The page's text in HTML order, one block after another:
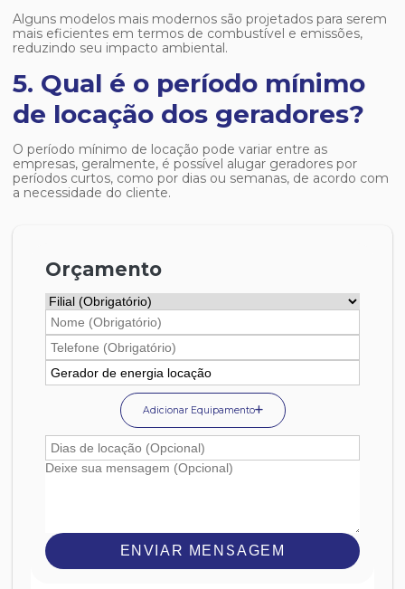
Alguns modelos mais modernos são projetados para serem
mais eficientes em termos de combustível e emissões,
reduzindo seu impacto ambiental.
5. Qual é o período mínimo
de locação dos geradores?
O período mínimo de locação pode variar entre as
empresas, geralmente, é possível alugar geradores por
períodos curtos, como por dias ou semanas, de acordo com
a necessidade do cliente.
Orçamento
Adicionar Equipamento
ENVIAR MENSAGEM